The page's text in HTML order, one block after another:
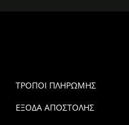
ΤΡΟΠΟΙ ΠΛΗΡΩΜΗΣ
ΕΞΟΔΑ ΑΠΟΣΤΟΛΗΣ